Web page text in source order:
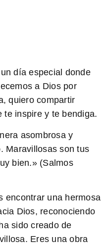
día especial donde
a Dios por
quiero compartir
te inspire y te bendiga.
asombrosa y
Maravillosas son tus
bien.» (Salmos
encontrar una hermosa
Dios, reconociendo
sido creado de
Eres una obra